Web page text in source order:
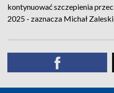
kontynuować szczepienia
2025 - zaznacza Michał